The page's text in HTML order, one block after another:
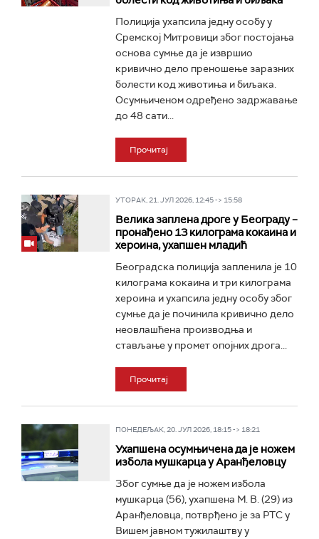
Полиција ухапсила једну особу у
Сремској Митровици због постојања
основа сумње да је извршио
кривично дело преношење заразних
болести код животиња и биљака.
Осумњиченом одређено задржавање
до 48 сати...
Прочитај
УТОРАК, 21. ЈУЛ 2026, 12:45 -> 15:58
Велика заплена дроге у Београду –
пронађено 13 килограма кокаина и
хероина, ухапшен младић
Београдска полиција запленила је 10
килограма кокаина и три килограма
хероина и ухапсила једну особу због
сумње да је починила кривично дело
неовлашћена производња и
стављање у промет опојних дрога...
Прочитај
ПОНЕДЕЉАК, 20. ЈУЛ 2026, 18:15 -> 18:21
Ухапшена осумњичена да је ножем
избола мушкарца у Аранђеловцу
Због сумње да је ножем избола
мушкарца (56), ухапшена М. В. (29) из
Аранђеловца, потврђено је за РТС у
Вишем јавном тужилаштву у